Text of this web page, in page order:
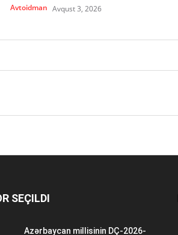
Avtoidman Avqust 3, 2026
SEÇILDI
Azərbaycan millisinin DÇ-2026-